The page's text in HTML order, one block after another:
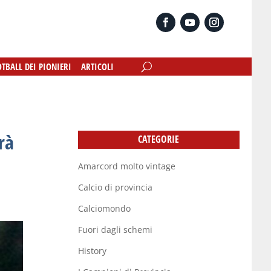
DEI PIONIERI ARTICOLI
DEI PIONIERI ARTICOLI
CATEGORIE
Amarcord molto vintage
Calcio di provincia
Calciomondo
Fuori dagli schemi
History